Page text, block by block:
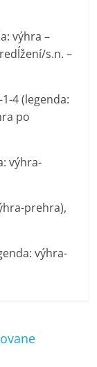
výhra –
s.n. –
1-4 (legenda:
po
výhra-
prehra),
výhra-